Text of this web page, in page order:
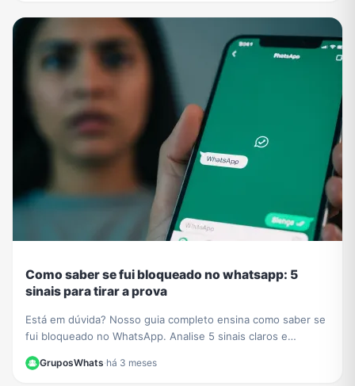
Como saber se fui bloqueado no whatsapp: 5
sinais para tirar a prova
Está em dúvida? Nosso guia completo ensina como saber se
fui bloqueado no WhatsApp. Analise 5 sinais claros e
descubra o método definitivo para confirmar.
GruposWhats·há 3 meses